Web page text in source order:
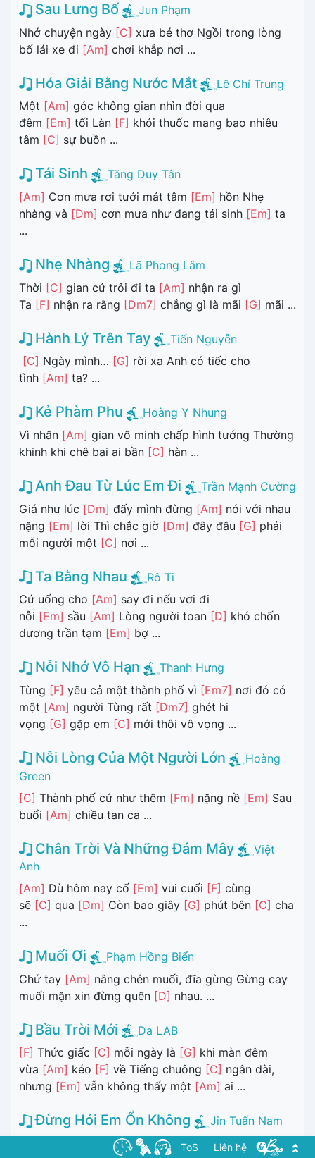
Sau Lưng Bố
Jun Phạm
Nhớ chuyện ngày [C] xưa bé thơ Ngồi trong lòng
bố lái xe đi [Am] chơi khắp nơi ...
Hóa Giải Bằng Nước Mắt
Lê Chí Trung
Một [Am] góc không gian nhìn đời qua
đêm [Em] tối Làn [F] khói thuốc mang bao nhiêu
tâm [C] sự buồn ...
Tái Sinh
Tăng Duy Tân
[Am] Cơn mưa rơi tưới mát tâm [Em] hồn Nhẹ
nhàng và [Dm] cơn mưa như đang tái sinh [Em] ta
...
Nhẹ Nhàng
Lã Phong Lâm
Thời [C] gian cứ trôi đi ta [Am] nhận ra gì
Ta [F] nhận ra rằng [Dm7] chẳng gì là mãi [G] mãi ...
Hành Lý Trên Tay
Tiến Nguyễn
[C] Ngày mình… [G] rời xa Anh có tiếc cho
tình [Am] ta? ...
Kẻ Phàm Phu
Hoàng Y Nhung
Vì nhân [Am] gian vô minh chấp hình tướng Thường
khinh khi chê bai ai bần [C] hàn ...
Anh Đau Từ Lúc Em Đi
Trần Mạnh Cường
Giá như lúc [Dm] đấy mình đừng [Am] nói với nhau
nặng [Em] lời Thì chắc giờ [Dm] đây đâu [G] phải
mỗi người một [C] nơi ...
Ta Bằng Nhau
Rô Ti
Cứ uống cho [Am] say đi nếu vơi đi
nỗi [Em] sầu [Am] Lòng người toan [D] khó chốn
dương trần tạm [Em] bợ ...
Nỗi Nhớ Vô Hạn
Thanh Hưng
Từng [F] yêu cả một thành phố vì [Em7] nơi đó có
một [Am] người Từng rất [Dm7] ghét hi
vọng [G] gặp em [C] mới thôi vô vọng ...
Nỗi Lòng Của Một Người Lớn
Hoàng
Green
[C] Thành phố cứ như thêm [Fm] nặng nề [Em] Sau
buổi [Am] chiều tan ca ...
Chân Trời Và Những Đám Mây
Việt
Anh
[Am] Dù hôm nay cố [Em] vui cuối [F] cùng
sẽ [C] qua [Dm] Còn bao giây [G] phút bên [C] cha
...
Muối Ơi
Phạm Hồng Biển
Chứ tay [Am] nâng chén muối, đĩa gừng Gừng cay
muối mặn xin đừng quên [D] nhau. ...
Bầu Trời Mới
Da LAB
[F] Thức giấc [C] mỗi ngày là [G] khi màn đêm
vừa [Am] kéo [F] về Tiếng chuông [C] ngân dài,
nhưng [Em] vẫn không thấy một [Am] ai ...
Đừng Hỏi Em Ổn Không
Jin Tuấn Nam
Đừng hỏi em bây giờ [G]ổn không, Từ khi
ToS Liên hệ